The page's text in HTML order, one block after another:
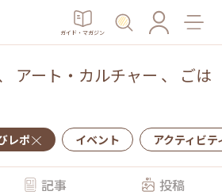
ガイド・マガジン
アート・カルチャー 、
ごは
レポ イベント アクティビテ
記事 投稿